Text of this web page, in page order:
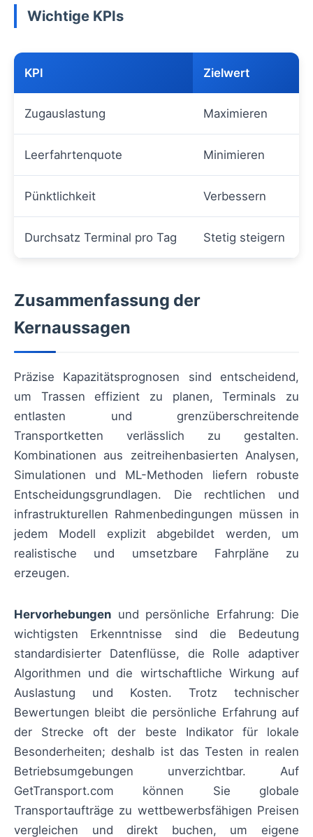
Wichtige KPIs
KPI Zielwert
Zugauslastung Maximieren
Leerfahrtenquote Minimieren
Pünktlichkeit Verbessern
Durchsatz Terminal pro Tag Stetig steigern
Zusammenfassung der
Kernaussagen
Präzise Kapazitätsprognosen sind entscheidend,
um Trassen effizient zu planen, Terminals zu
entlasten und grenzüberschreitende
Transportketten verlässlich zu gestalten.
Kombinationen aus zeitreihenbasierten Analysen,
Simulationen und ML-Methoden liefern robuste
Entscheidungsgrundlagen. Die rechtlichen und
infrastrukturellen Rahmenbedingungen müssen in
jedem Modell explizit abgebildet werden, um
realistische und umsetzbare Fahrpläne zu
erzeugen.
Hervorhebungen und persönliche Erfahrung: Die
wichtigsten Erkenntnisse sind die Bedeutung
standardisierter Datenflüsse, die Rolle adaptiver
Algorithmen und die wirtschaftliche Wirkung auf
Auslastung und Kosten. Trotz technischer
Bewertungen bleibt die persönliche Erfahrung auf
der Strecke oft der beste Indikator für lokale
Besonderheiten; deshalb ist das Testen in realen
Betriebsumgebungen unverzichtbar. Auf
GetTransport.com können Sie globale
Transportaufträge zu wettbewerbsfähigen Preisen
vergleichen und direkt buchen, um eigene